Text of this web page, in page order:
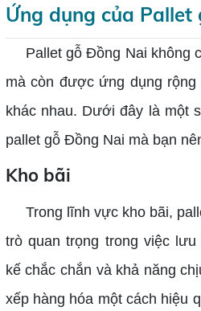
Ứng dụng của
Pallet gỗ Đồng Nai không
mà còn được ứng dụng
khác nhau. Dưới đây là một
pallet gỗ Đồng Nai mà bạn
Kho bãi
Trong lĩnh vực kho bãi,
trò quan trọng trong việc
kế chắc chắn và khả năng
xếp hàng hóa một cách hiệu